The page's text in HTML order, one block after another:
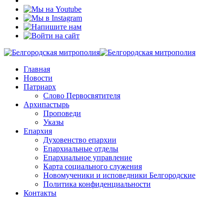
Главная
Новости
Патриарх
Слово Первосвятителя
Архипастырь
Проповеди
Указы
Епархия
Духовенство епархии
Епархиальные отделы
Епархиальное управление
Карта социального служения
Новомученики и исповедники Белгородские
Политика конфиденциальности
Контакты